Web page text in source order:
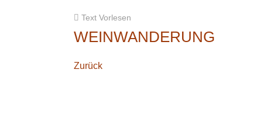
Text Vorlesen
WEINWANDERUNG
Zurück